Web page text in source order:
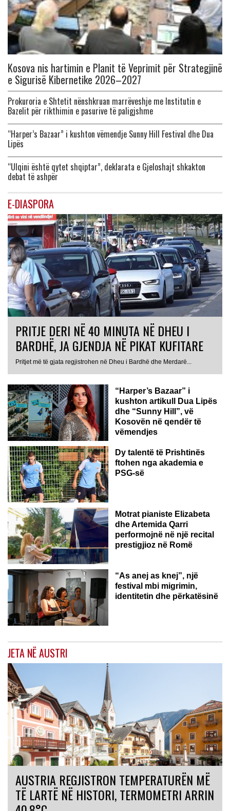
Kosova nis hartimin e Planit të Veprimit për Strategjinë
e Sigurisë Kibernetike 2026–2027
Prokuroria e Shtetit nënshkruan marrëveshje me Institutin e
Bazelit për rikthimin e pasurive të paligjshme
“Harper’s Bazaar” i kushton vëmendje Sunny Hill Festival dhe Dua
Lipës
“Ulqini është qytet shqiptar”, deklarata e Gjeloshajt shkakton
debat të ashpër
E-DIASPORA
PRITJE DERI NË 40 MINUTA NË DHEU I
BARDHË, JA GJENDJA NË PIKAT KUFITARE
Pritjet më të gjata regjistrohen në Dheu i Bardhë dhe Merdarë...
“Harper’s Bazaar” i
kushton artikull Dua Lipës
dhe “Sunny Hill”, vë
Kosovën në qendër të
vëmendjes
Dy talentë të Prishtinës
ftohen nga akademia e
PSG-së
ROMË
Motrat pianiste Elizabeta
dhe Artemida Qarri
performojnë në një recital
prestigjioz në Romë
“As anej as knej”, një
festival mbi migrimin,
identitetin dhe përkatësinë
JETA NË AUSTRI
AUSTRIA REGJISTRON TEMPERATURËN MË
TË LARTË NË HISTORI, TERMOMETRI ARRIN